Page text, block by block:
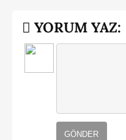
YORUM YAZ:
GÖNDER